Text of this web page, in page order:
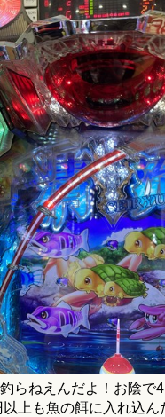
らねえんだよ！お陰で
上も魚の餌に入れ込ん